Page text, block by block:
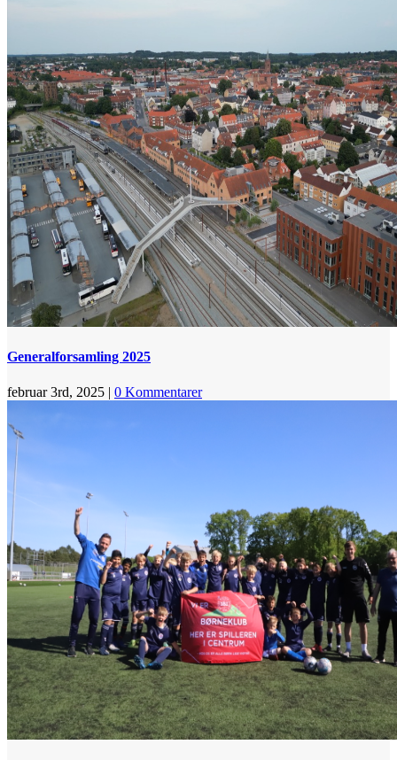
Generalforsamling 2025
februar 3rd, 2025 | 0 Kommentarer